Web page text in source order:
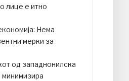
лице е итно
Нема
мерки за
од западнонилска